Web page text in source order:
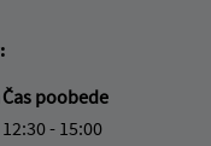
Čas poobede
12:30 - 15:00